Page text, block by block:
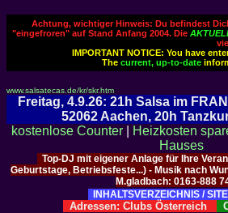
Achtung, wichtiger Hinweis: Du befindest
"eingefroren" auf Stand Anfang 2004. Die
IMPORTANT NOTICE: You have
The current, up-to-date
www.salsatecas.de/kr/skr.htm
Freitag, 4.9.26: 21h Salsa im
52062 Aachen, 20h
kostenlose Counter|
Heizkosten
Hauses
Top-DJ mit eigener Anlage für Ihre
Geburtstage, Betriebsfeste...) - Musik nach
M.gladbach: 0163-888
INHALTSVERZEICHNIS /
Adressen: Clubs Österreich